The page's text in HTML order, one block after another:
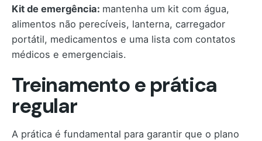
Kit de emergência: mantenha um kit com água,
alimentos não perecíveis, lanterna, carregador
portátil, medicamentos e uma lista com contatos
médicos e emergenciais.
Treinamento e prática
regular
A prática é fundamental para garantir que o plano